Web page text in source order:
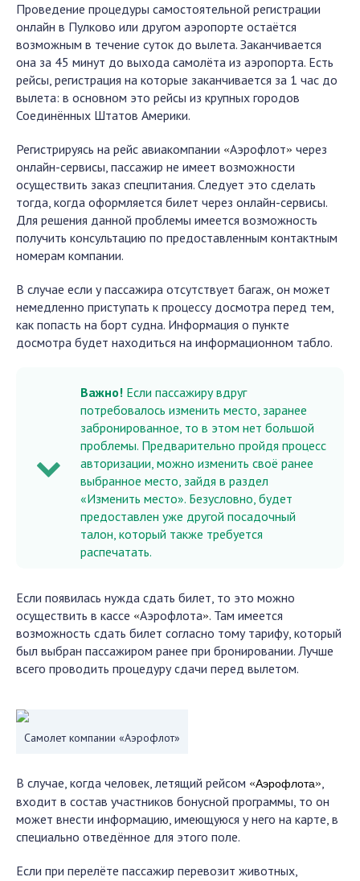
Проведение процедуры самостоятельной регистрации
онлайн в Пулково или другом аэропорте остаётся
возможным в течение суток до вылета. Заканчивается
она за 45 минут до выхода самолёта из аэропорта. Есть
рейсы, регистрация на которые заканчивается за 1 час до
вылета: в основном это рейсы из крупных городов
Соединённых Штатов Америки.
Регистрируясь на рейс авиакомпании «Аэрофлот» через
онлайн-сервисы, пассажир не имеет возможности
осуществить заказ спецпитания. Следует это сделать
тогда, когда оформляется билет через онлайн-сервисы.
Для решения данной проблемы имеется возможность
получить консультацию по предоставленным контактным
номерам компании.
В случае если у пассажира отсутствует багаж, он может
немедленно приступать к процессу досмотра перед тем,
как попасть на борт судна. Информация о пункте
досмотра будет находиться на информационном табло.
Важно! Если пассажиру вдруг
потребовалось изменить место, заранее
забронированное, то в этом нет большой
проблемы. Предварительно пройдя процесс
авторизации, можно изменить своё ранее
выбранное место, зайдя в раздел
«Изменить место». Безусловно, будет
предоставлен уже другой посадочный
талон, который также требуется
распечатать.
Если появилась нужда сдать билет, то это можно
осуществить в кассе «Аэрофлота». Там имеется
возможность сдать билет согласно тому тарифу, который
был выбран пассажиром ранее при бронировании. Лучше
всего проводить процедуру сдачи перед вылетом.
Самолет компании «Аэрофлот»
В случае, когда человек, летящий рейсом «Аэрофлота»,
входит в состав участников бонусной программы, то он
может внести информацию, имеющуюся у него на карте, в
специально отведённое для этого поле.
Если при перелёте пассажир перевозит животных,